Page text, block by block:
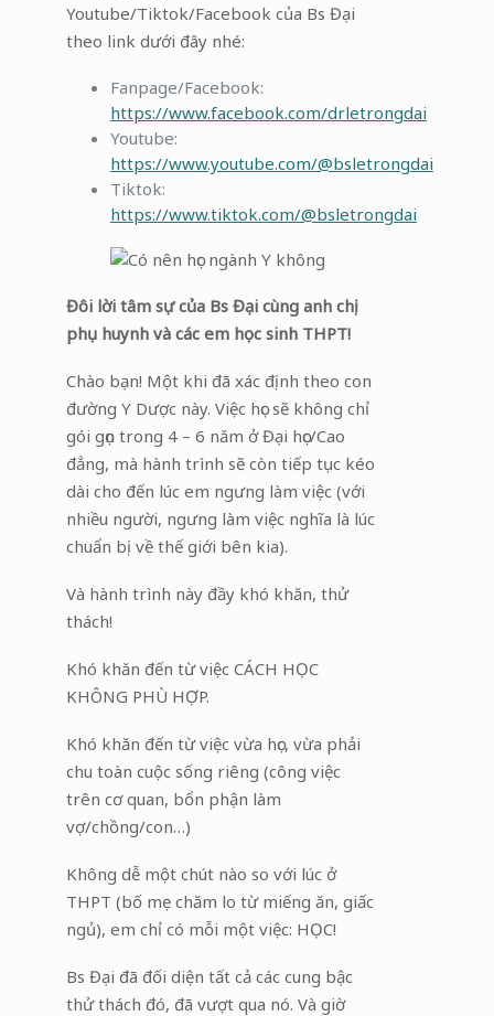
Youtube/Tiktok/Facebook của Bs Đại
theo link dưới đây nhé:
Fanpage/Facebook:
https://www.facebook.com/drletrongdai
Youtube:
https://www.youtube.com/@bsletrongdai
Tiktok:
https://www.tiktok.com/@bsletrongdai
Đôi lời tâm sự của Bs Đại cùng anh chị
phụ huynh và các em học sinh THPT!
Chào bạn! Một khi đã xác định theo con
đường Y Dược này. Việc học sẽ không chỉ
gói gọn trong 4 – 6 năm ở Đại học/Cao
đẳng, mà hành trình sẽ còn tiếp tục kéo
dài cho đến lúc em ngưng làm việc (với
nhiều người, ngưng làm việc nghĩa là lúc
chuẩn bị về thế giới bên kia).
Và hành trình này đầy khó khăn, thử
thách!
Khó khăn đến từ việc CÁCH HỌC
KHÔNG PHÙ HỢP.
Khó khăn đến từ việc vừa học, vừa phải
chu toàn cuộc sống riêng (công việc
trên cơ quan, bổn phận làm
vợ/chồng/con…)
Không dễ một chút nào so với lúc ở
THPT (bố mẹ chăm lo từ miếng ăn, giấc
ngủ), em chỉ có mỗi một việc: HỌC!
Bs Đại đã đối diện tất cả các cung bậc
thử thách đó, đã vượt qua nó. Và giờ